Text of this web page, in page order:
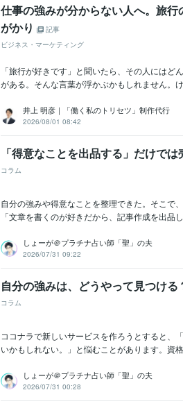
仕事の強みが分からない人へ。旅
がかり
記事
ビジネス・マーケティング
「旅行が好きです」と聞いたら、その人には
がある。そんな言葉が浮かぶかもしれません。
井上 明彦｜「働く私のトリセツ」制作代行
2026/08/01 08:42
「得意なことを出品する」だけで
コラム
自分の強みや得意なことを整理できた。そこで
「文章を書くのが好きだから、記事作成を出
しょーが＠プラチナ占い師「聖」の夫
2026/07/31 09:22
自分の強みは、どうやって見つける
コラム
ココナラで新しいサービスを作ろうとすると、
いかもしれない。」と悩むことがあります。資
しょーが＠プラチナ占い師「聖」の夫
2026/07/31 00:28